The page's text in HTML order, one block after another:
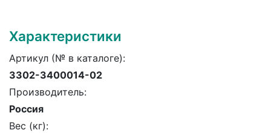
Характеристики
Артикул (№ в каталоге):
3302-3400014-02
Производитель:
Россия
Вес (кг):